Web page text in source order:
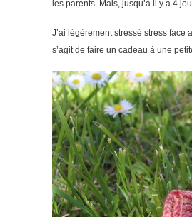
les parents. Mais, jusqu’à il y a 4
J’ai légèrement stressé stress
s’agit de faire un cadeau à une